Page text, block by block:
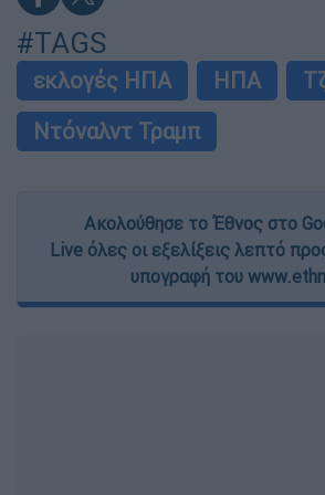
#TAGS
εκλογές ΗΠΑ ΗΠΑ
Ντόναλντ Τραμπ
Ακολούθησε το Έθνος στο
Live όλες οι εξελίξεις λεπτό
υπογραφή του